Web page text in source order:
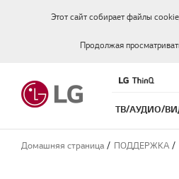
Этот сайт собирает файлы
Продолжая
ТВ/АУДИО/
Домашняя страница ПОДДЕРЖКА